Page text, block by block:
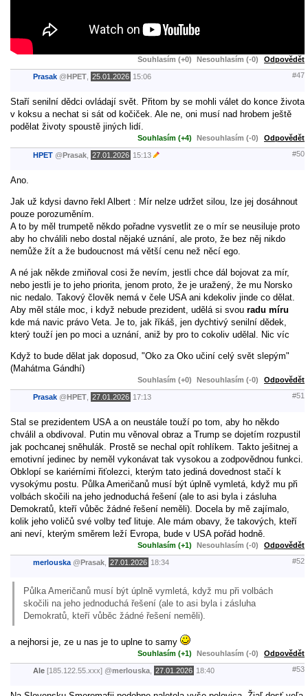
Souhlasím (+0) Nesouhlasím (-0) Odpovědět
Prasak @HPET 25.01.2026 15:06 #47
Staří senilní dědci ovládají svět. Přitom by se mohli válet do konce života
v koksu a nechat si sát od kočiček. Ale ne, oni musí nad hrobem ještě
podělat životy spoustě jiných lidí.
Souhlasím (+4) Nesouhlasím (-0) Odpovědět
HPET @Prasak 27.01.2026 15:13 #50
Ano.
Jak už kdysi davno řekl Albert : Mír nelze udržet silou, lze jej dosáhnout
pouze porozuměním.
A to by měl trumpetě někdo pořadne vysvetlit ze o mír se neusiluje proto
aby ho chválili nebo dostal nějaké uznání, ale proto, že bez něj nikdo
nemůže žít a že budoucnost má větší cenu než něcí ego.
A né jak někde zmiňoval cosi že nevím, jestli chce dál bojovat za mír,
nebo jestli je to jeho priorita, jenom proto, že je uražený, že mu Norsko
nic nedalo. Takový člověk nemá v čele USA ani kdekoliv jinde co dělat.
Aby měl stále moc, i když nebude prezident, udělá si svou radu míru
kde má navic právo Veta. Je to, jak říkáš, jen dychtivý senilní dědek,
který touží jen po moci a uznání, aniž by pro to cokoliv udělal. Nic víc
Když to bude dělat jak doposud, "Oko za Oko učiní celý svět slepým"
(Mahátma Gándhí)
Souhlasím (+0) Nesouhlasím (-0) Odpovědět
Prasak @HPET 27.01.2026 17:13 #51
Stal se prezidentem USA a on neustále touží po tom, aby ho někdo
chválil a obdivoval. Putin mu věnoval obraz a Trump se dojetím rozpustil
jak pochcanej sněhulák. Prostě se nechal opít rohlíkem. Takto ješitnej a
emotivní jedinec by neměl vykonávat tak vysokou a zodpovědnou funkci.
Obklopí se kariérními řiťolezci, kterým tato jediná dovednost stačí k
vysokýmu postu. Půlka Američanů musí být úplně vymletá, když mu při
volbách skočili na jeho jednoduchá řešení (ale to asi byla i zásluha
Demokratů, kteří vůběc žádné řešení neměli). Docela by mě zajímalo,
kolik jeho voličů své volby teď lituje. Ale mám obavy, že takových, kteří
ani neví, kterým směrem leží Evropa, bude v USA pořád hodně.
Souhlasím (+1) Nesouhlasím (-0) Odpovědět
merlouska @Prasak 27.01.2026 18:34 #52
Půlka Američanů musí být úplně vymletá, když mu při volbách
skočili na jeho jednoduchá řešení (ale to asi byla i zásluha
Demokratů, kteří vůběc žádné řešení neměli).
a nejhorsi je, ze u nas je to uplne to samy
Souhlasím (+1) Nesouhlasím (-0) Odpovědět
Ale [185.122.55.xxx] @merlouska 27.01.2026 18:40 #53